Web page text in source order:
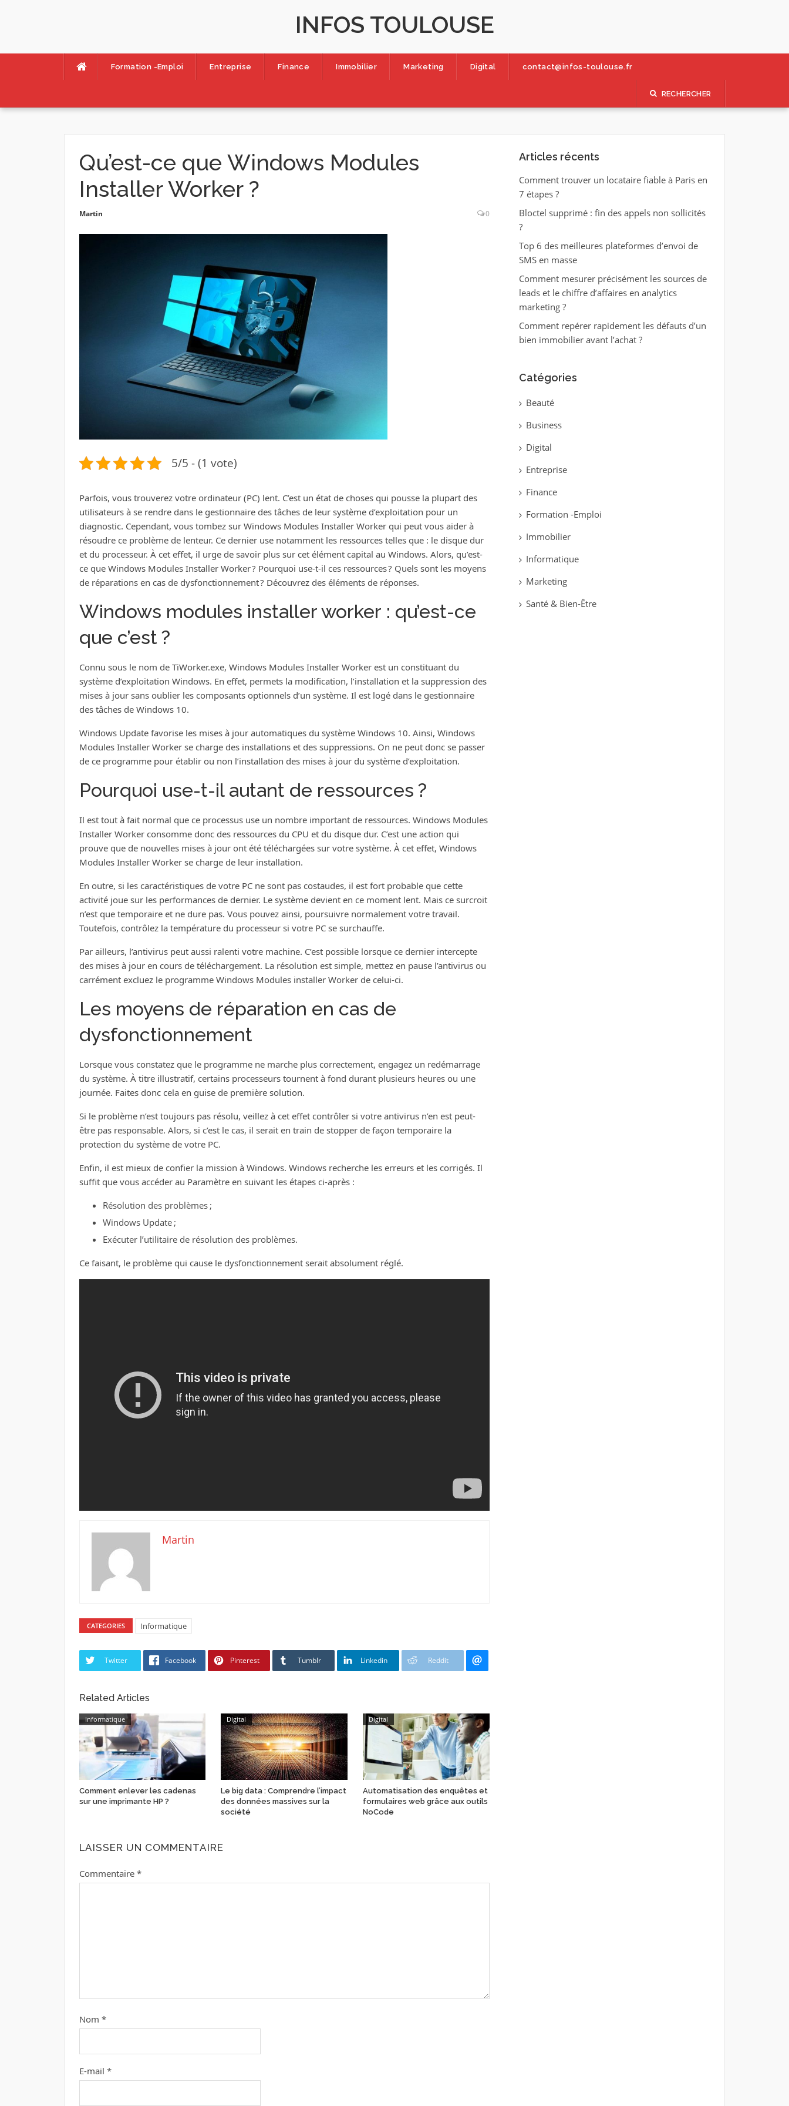
INFOS TOULOUSE
Formation -Emploi Entreprise Finance Immobilier Marketing Digital contact@infos-toulouse.fr
RECHERCHER
Qu’est-ce que Windows Modules
Installer Worker ?
Martin 0
5/5 - (1 vote)
Parfois, vous trouverez votre ordinateur (PC) lent. C’est un état de choses qui pousse la plupart des
utilisateurs à se rendre dans le gestionnaire des tâches de leur système d’exploitation pour un
diagnostic. Cependant, vous tombez sur Windows Modules Installer Worker qui peut vous aider à
résoudre ce problème de lenteur. Ce dernier use notamment les ressources telles que : le disque dur
et du processeur. À cet effet, il urge de savoir plus sur cet élément capital au Windows. Alors, qu’est-
ce que Windows Modules Installer Worker ? Pourquoi use-t-il ces ressources ? Quels sont les moyens
de réparations en cas de dysfonctionnement ? Découvrez des éléments de réponses.
Windows modules installer worker : qu’est-ce
que c’est ?
Connu sous le nom de TiWorker.exe, Windows Modules Installer Worker est un constituant du
système d’exploitation Windows. En effet, permets la modification, l’installation et la suppression des
mises à jour sans oublier les composants optionnels d’un système. Il est logé dans le gestionnaire
des tâches de Windows 10.
Windows Update favorise les mises à jour automatiques du système Windows 10. Ainsi, Windows
Modules Installer Worker se charge des installations et des suppressions. On ne peut donc se passer
de ce programme pour établir ou non l’installation des mises à jour du système d’exploitation.
Pourquoi use-t-il autant de ressources ?
Il est tout à fait normal que ce processus use un nombre important de ressources. Windows Modules
Installer Worker consomme donc des ressources du CPU et du disque dur. C’est une action qui
prouve que de nouvelles mises à jour ont été téléchargées sur votre système. À cet effet, Windows
Modules Installer Worker se charge de leur installation.
En outre, si les caractéristiques de votre PC ne sont pas costaudes, il est fort probable que cette
activité joue sur les performances de dernier. Le système devient en ce moment lent. Mais ce surcroit
n’est que temporaire et ne dure pas. Vous pouvez ainsi, poursuivre normalement votre travail.
Toutefois, contrôlez la température du processeur si votre PC se surchauffe.
Par ailleurs, l’antivirus peut aussi ralenti votre machine. C’est possible lorsque ce dernier intercepte
des mises à jour en cours de téléchargement. La résolution est simple, mettez en pause l’antivirus ou
carrément excluez le programme Windows Modules installer Worker de celui-ci.
Les moyens de réparation en cas de
dysfonctionnement
Lorsque vous constatez que le programme ne marche plus correctement, engagez un redémarrage
du système. À titre illustratif, certains processeurs tournent à fond durant plusieurs heures ou une
journée. Faites donc cela en guise de première solution.
Si le problème n’est toujours pas résolu, veillez à cet effet contrôler si votre antivirus n’en est peut-
être pas responsable. Alors, si c’est le cas, il serait en train de stopper de façon temporaire la
protection du système de votre PC.
Enfin, il est mieux de confier la mission à Windows. Windows recherche les erreurs et les corrigés. Il
suffit que vous accéder au Paramètre en suivant les étapes ci-après :
Résolution des problèmes ;
Windows Update ;
Exécuter l’utilitaire de résolution des problèmes.
Ce faisant, le problème qui cause le dysfonctionnement serait absolument réglé.
Martin
CATEGORIES Informatique
Twitter Facebook Pinterest Tumblr Linkedin Reddit
Related Articles
Informatique
Comment enlever les cadenas
sur une imprimante HP ?
Digital
Le big data : Comprendre l’impact
des données massives sur la
société
Digital
Automatisation des enquêtes et
formulaires web grâce aux outils
NoCode
LAISSER UN COMMENTAIRE
Commentaire *
Nom *
E-mail *
Articles récents
Comment trouver un locataire fiable à Paris en
7 étapes ?
Bloctel supprimé : fin des appels non sollicités
?
Top 6 des meilleures plateformes d’envoi de
SMS en masse
Comment mesurer précisément les sources de
leads et le chiffre d’affaires en analytics
marketing ?
Comment repérer rapidement les défauts d’un
bien immobilier avant l’achat ?
Catégories
Beauté
Business
Digital
Entreprise
Finance
Formation -Emploi
Immobilier
Informatique
Marketing
Santé & Bien-Être